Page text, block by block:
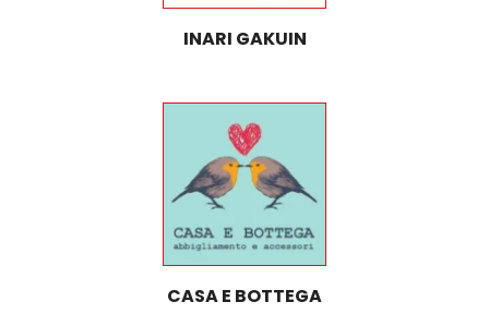
INARI GAKUIN
CASA E BOTTEGA